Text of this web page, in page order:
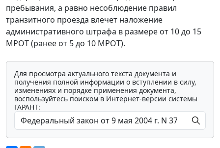
пребывания, а равно несоблюдение правил
транзитного проезда влечет наложение
административного штрафа в размере от 10 до 15
МРОТ (ранее от 5 до 10 МРОТ).
Для просмотра актуального текста документа и
получения полной информации о вступлении в силу,
изменениях и порядке применения документа,
воспользуйтесь поиском в Интернет-версии системы
ГАРАНТ: